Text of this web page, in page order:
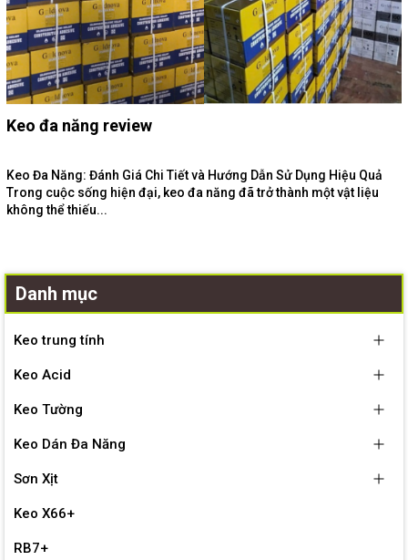
Keo đa năng review
Keo Đa Năng: Đánh Giá Chi Tiết và Hướng Dẫn Sử Dụng Hiệu Quả
Trong cuộc sống hiện đại, keo đa năng đã trở thành một vật liệu
không thể thiếu...
Danh mục
Keo trung tính
Keo Acid
Keo Tường
Keo Dán Đa Năng
Sơn Xịt
Keo X66+
RB7+